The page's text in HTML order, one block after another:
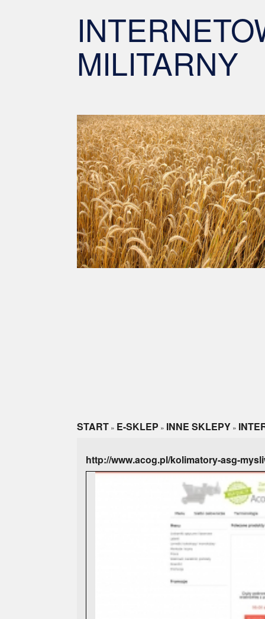
MILITARNY
START » E-SKLEP » INNE SKLEPY »
http://www.acog.pl/kolimatory-asg-